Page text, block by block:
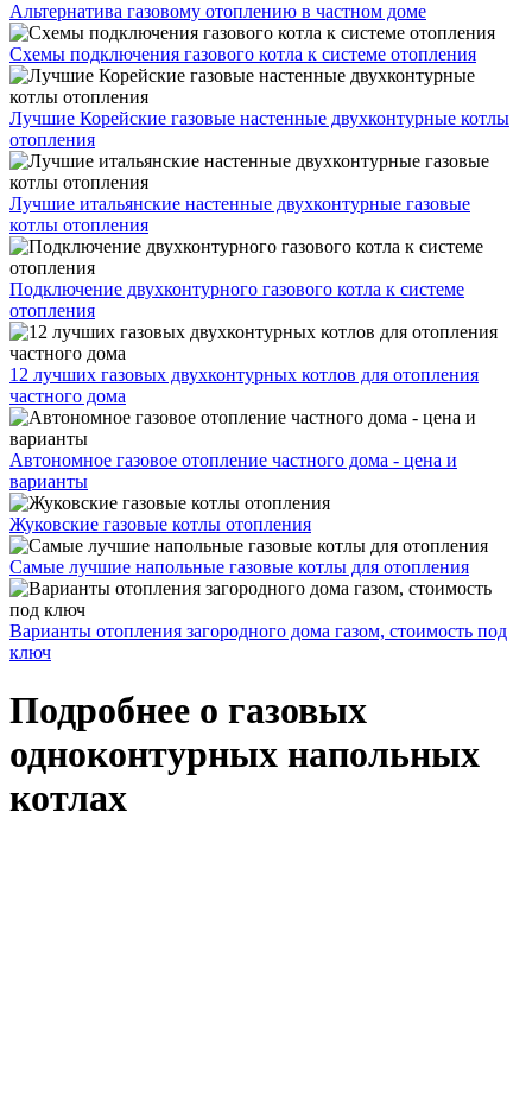
Альтернатива газовому отоплению в частном доме
Схемы подключения газового котла к системе отопления
Лучшие Корейские газовые настенные двухконтурные котлы
отопления
Лучшие итальянские настенные двухконтурные газовые
котлы отопления
Подключение двухконтурного газового котла к системе
отопления
12 лучших газовых двухконтурных котлов для отопления
частного дома
Автономное газовое отопление частного дома - цена и
варианты
Жуковские газовые котлы отопления
Самые лучшие напольные газовые котлы для отопления
Варианты отопления загородного дома газом, стоимость под
ключ
Подробнее о газовых
одноконтурных напольных
котлах